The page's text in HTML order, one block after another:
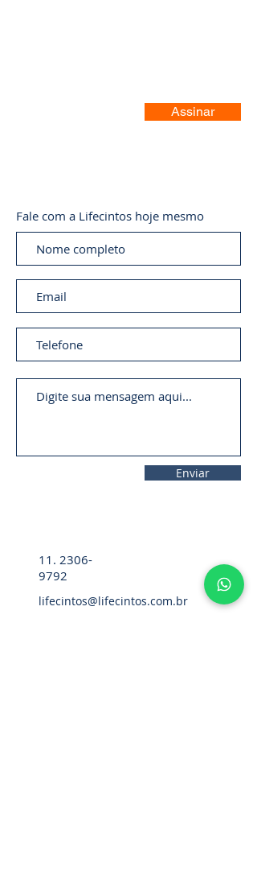
Assinar
Fale com a Lifecintos hoje mesmo
Enviar
11. 2306-
9792
lifecintos@lifecintos.com.br